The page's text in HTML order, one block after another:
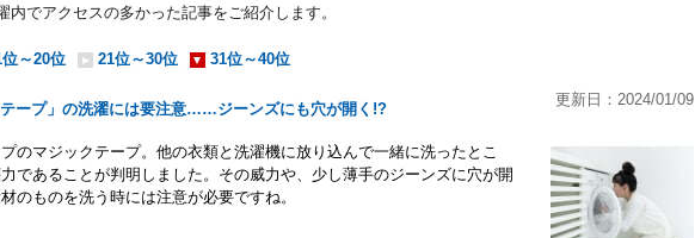
内でアクセスの多かった記事をご紹介します。
～20位 21位～30位 31位～40位
テープ」の洗濯には要注意……ジーンズにも穴が開く!?
更新日：2024/01/09
のマジックテープ。他の衣類と洗濯機に放り込んで一緒に洗ったとこ
であることが判明しました。その威力や、少し薄手のジーンズに穴が開
のものを洗う時には注意が必要ですね。